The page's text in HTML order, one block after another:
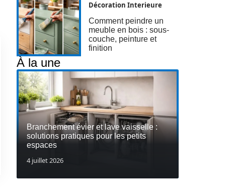
Décoration Interieure
Comment peindre un
meuble en bois : sous-
couche, peinture et
finition
À la une
Branchement évier et lave vaisselle :
solutions pratiques pour les petits
espaces
4 juillet 2026